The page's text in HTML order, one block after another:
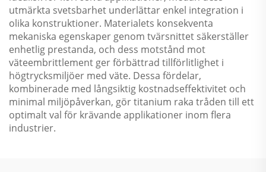
utmärkta svetsbarhet underlättar enkel integration i
olika konstruktioner. Materialets konsekventa
mekaniska egenskaper genom tvärsnittet säkerställer
enhetlig prestanda, och dess motstånd mot
väteembrittlement ger förbättrad tillförlitlighet i
högtrycksmiljöer med väte. Dessa fördelar,
kombinerade med långsiktig kostnadseffektivitet och
minimal miljöpåverkan, gör titanium raka tråden till ett
optimalt val för krävande applikationer inom flera
industrier.